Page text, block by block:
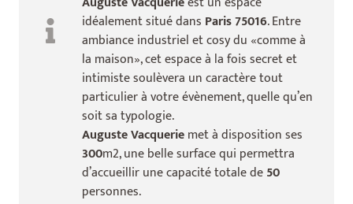
idéalement situé dans Paris 75016. Entre
ambiance industriel et cosy du «comme à
la maison», cet espace à la fois secret et
intimiste soulèvera un caractère tout
particulier à votre évènement, quelle qu’en
soit sa typologie.
Auguste Vacqueriemet à disposition ses
300m2, une belle surface qui permettra
d’accueillir une capacité totale de50
personnes.